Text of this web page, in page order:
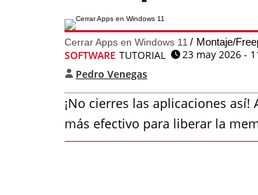
Cerrar Apps en Windows 11 Montaje/
SOFTWARE TUTORIAL
23 may 2026 -
Pedro Venegas
¡No cierres las aplicaciones
más efectivo para liberar la